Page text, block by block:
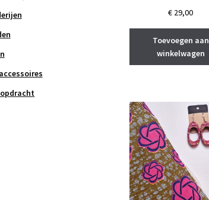
€ 29,00
Toevoegen aan
winkelwagen